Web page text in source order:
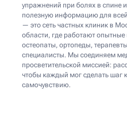
упражнений при болях в
полезную информацию для
— это сеть частных клиник в
области, где работают
остеопаты, ортопеды,
специалисты. Мы соединяем
просветительской миссией:
чтобы каждый мог сделать шаг
самочувствию.